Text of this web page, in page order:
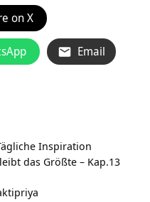
on X
Email
Inspiration
das Größte – Kap.13